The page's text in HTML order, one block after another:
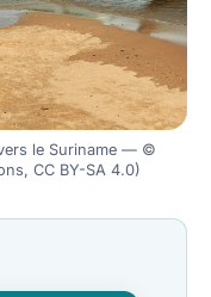
le Suriname — ©
CC BY-SA 4.0)